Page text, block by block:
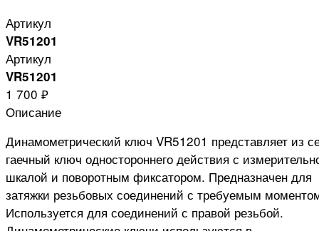
Артикул
VR51201
Артикул
VR51201
1 700 ₽
Описание
Динамометрический ключ VR51201 представляет из
гаечный ключ одностороннего действия с
шкалой и поворотным фиксатором. Предназначен для
затяжки резьбовых соединений с требуемым
Используется для соединений с правой резьбой.